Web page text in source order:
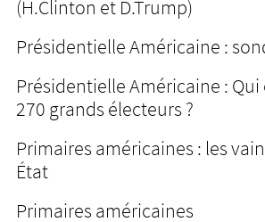
(H.Clinton et D.Trump)
Présidentielle Américaine :
Présidentielle Américaine :
270 grands électeurs ?
Primaires américaines : les
État
Primaires américaines